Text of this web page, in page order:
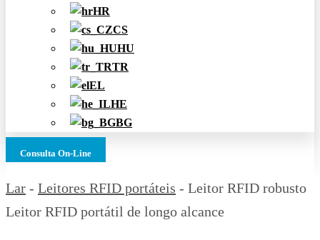
HR
CS
HU
TR
EL
HE
BG
Consulta On-Line
Lar - Leitores RFID portáteis - Leitor RFID robusto
Leitor RFID portátil de longo alcance